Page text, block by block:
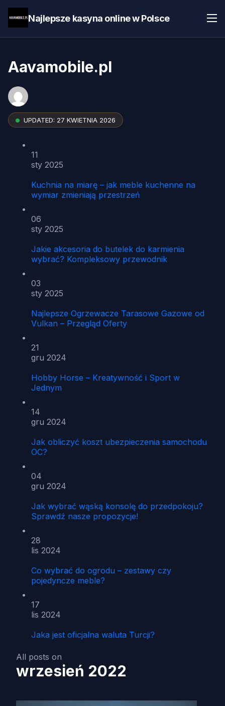
Najlepsze kasyna online w Polsce
Aavamobile.pl
UPDATED: 27 KWIETNIA 2026
11
sty 2025
Kuchnia na miarę – jak meble kuchenne na
wymiar zmieniają przestrzeń
06
sty 2025
Jakie akcesoria do butelek do karmienia
wybrać? Kompleksowy przewodnik
03
sty 2025
Najlepsze Ogrzewacze Tarasowe Gazowe od
Vulkan – Przegląd Oferty
21
gru 2024
Hobby Horse – Kreatywność i Sport w
Jednym
14
gru 2024
Jak obliczyć koszt ubezpieczenia samochodu
OC?
04
gru 2024
Jak wybrać wąską konsolę do przedpokoju?
Sprawdź nasze propozycje!
28
lis 2024
Co wybrać do ogrodu – zestawy czy
pojedyncze meble?
17
lis 2024
Jaka jest oficjalna waluta Turcji?
All posts on
wrzesień 2022